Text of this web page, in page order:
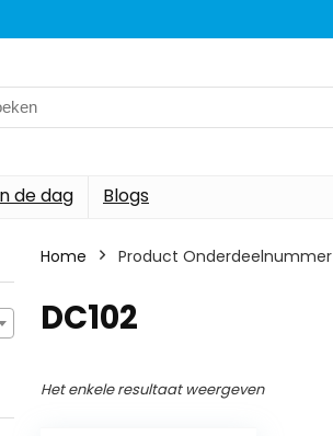
de dag Blogs
Home Product Onderdeelnummer
‎DC102
Het enkele resultaat weergeven